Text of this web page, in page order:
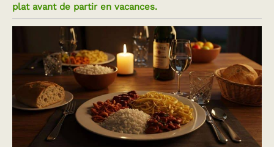
plat avant de partir en vacances.